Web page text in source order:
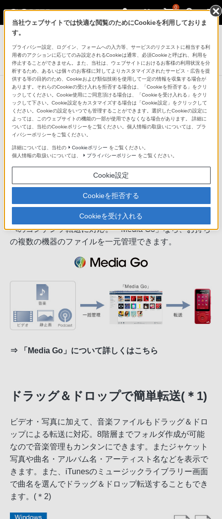
0
ポータブルオーディオプレーヤー ウォークマン
ウォークマンEシリーズ[メモリータイプ]
NW-E080/NW-E080Kシリーズ
「Media Go」で、さまざまなコンテ
ンツを一元管理
「Media Go」は、PC内の音楽やビデオ、写真、ポッド
キャストまでまとめて管理できるPCアプリケーション。
各コンテンツの取りこみ/再生/ウォークマンへの転送を一
括して行え、ハイレゾ音源の取りこみやPC上での再生も
可能です。ウォークマンに加え、Xperia(TM)、
Xperia(TM) Tablet、PSP(R) などさまざまなソニー機器
へのコンテンツ転送に対応。「Media Go」なら、お持ち
の複数の機器のファイルを一元管理できます。
⇒ 「Media Go」について詳しくはこちら
ドラッグ＆ドロップで簡単転送(＊1)
ビデオ・写真に加えて、音楽ファイルもドラッグ＆ドロ
ップによる転送に対応。8階層までフォルダ作成が可能
なので音楽管理もカンタンにできます。またジャケット
写真や曲名・アルバム名・アーティスト名などを表示で
きます。また、iTunesのミュージックライブラリー画面
で曲名を選んでドラッグ＆ドロップ転送することもでき
ます。(＊2)
当社ウェブサイトでは快適な閲覧のためにCookieを利用しておりま
す。
プライバシー設定、ログイン、フォームへの入力等、サービスのリクエストに相当する利
用者のアクションに応じてのみ設定されるCookieは通常、必須Cookieと呼ばれ、利用を
停止することができません。また、当社は、ウェブサイトにおけるお客様の利用状況を分
析するため、あるいは個々のお客様に対してよりカスタマイズされたサービス・広告を提
供する等の目的のため、Cookieおよび類似技術を使用して一定の情報を収集する場合が
あります。それらのCookieの受け入れを拒否する場合は、「Cookieを拒否する」をクリ
ックしてください。Cookie使用にご同意頂ける場合は、「Cookieを受け入れる」をクリ
ックして下さい。Cookie設定をカスタマイズする場合は「Cookie設定」をクリックして
ください。Cookieの設定をいつでも管理することができます。選択したCookieの設定に
よっては、このウェブサイトの機能の一部が使用できなくなる場合があります。 詳細に
ついては、当社のCookieポリシーをご覧ください。個人情報の取扱いについては、プラ
イバシーポリシーをご覧ください。
詳細については、当社の Cookieポリシー をご覧ください。
個人情報の取扱いについては、
プライバシーポリシー をご覧ください。
Cookie設定
Cookieを拒否する
Cookieを受け入れる